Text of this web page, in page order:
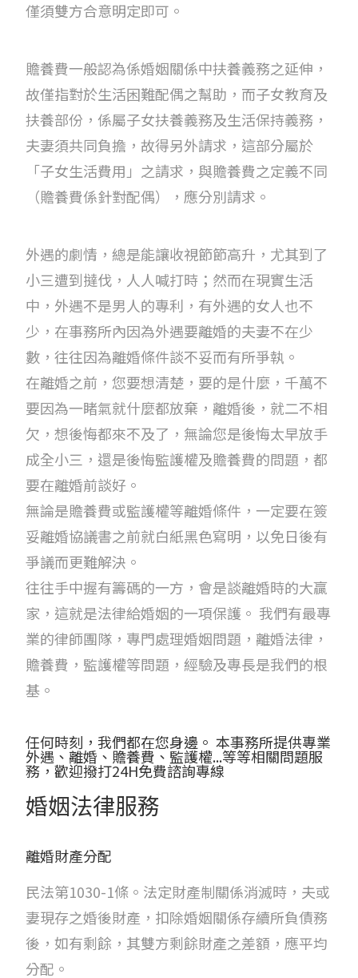
僅須雙方合意明定即可。
贍養費一般認為係婚姻關係中扶養義務之延伸，
故僅指對於生活困難配偶之幫助，而子女教育及
扶養部份，係屬子女扶養義務及生活保持義務，
夫妻須共同負擔，故得另外請求，這部分屬於
「子女生活費用」之請求，與贍養費之定義不同
（贍養費係針對配偶），應分別請求。
外遇的劇情，總是能讓收視節節高升，尤其到了
小三遭到撻伐，人人喊打時；然而在現實生活
中，外遇不是男人的專利，有外遇的女人也不
少，在事務所內因為外遇要離婚的夫妻不在少
數，往往因為離婚條件談不妥而有所爭執。
在離婚之前，您要想清楚，要的是什麼，千萬不
要因為一睹氣就什麼都放棄，離婚後，就二不相
欠，想後悔都來不及了，無論您是後悔太早放手
成全小三，還是後悔監護權及贍養費的問題，都
要在離婚前談好。
無論是贍養費或監護權等離婚條件，一定要在簽
妥離婚協議書之前就白紙黑色寫明，以免日後有
爭議而更難解決。
往往手中握有籌碼的一方，會是談離婚時的大贏
家，這就是法律給婚姻的一項保護。 我們有最專
業的律師團隊，專門處理婚姻問題，離婚法律，
贍養費，監護權等問題，經驗及專長是我們的根
基。
任何時刻，我們都在您身邊。 本事務所提供專業
外遇、離婚、贍養費、監護權...等等相關問題服
務，歡迎撥打24H免費諮詢專線
婚姻法律服務
離婚財產分配
民法第1030-1條。法定財產制關係消滅時，夫或
妻現存之婚後財產，扣除婚姻關係存續所負債務
後，如有剩餘，其雙方剩餘財產之差額，應平均
分配。